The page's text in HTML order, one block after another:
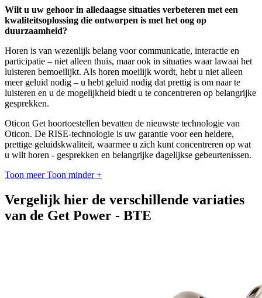
Wilt u uw gehoor in alledaagse situaties verbeteren met een
kwaliteitsoplossing die ontworpen is met het oog op
duurzaamheid?
Horen is van wezenlijk belang voor communicatie, interactie en
participatie – niet alleen thuis, maar ook in situaties waar lawaai het
luisteren bemoeilijkt. Als horen moeilijk wordt, hebt u niet alleen
meer geluid nodig – u hebt geluid nodig dat prettig is om naar te
luisteren en u de mogelijkheid biedt u te concentreren op belangrijke
gesprekken.
Oticon Get hoortoestellen bevatten de nieuwste technologie van
Oticon. De RISE-technologie is uw garantie voor een heldere,
prettige geluidskwaliteit, waarmee u zich kunt concentreren op wat
u wilt horen - gesprekken en belangrijke dagelijkse gebeurtenissen.
Toon meer Toon minder +
Vergelijk hier de verschillende variaties
van de Get Power - BTE